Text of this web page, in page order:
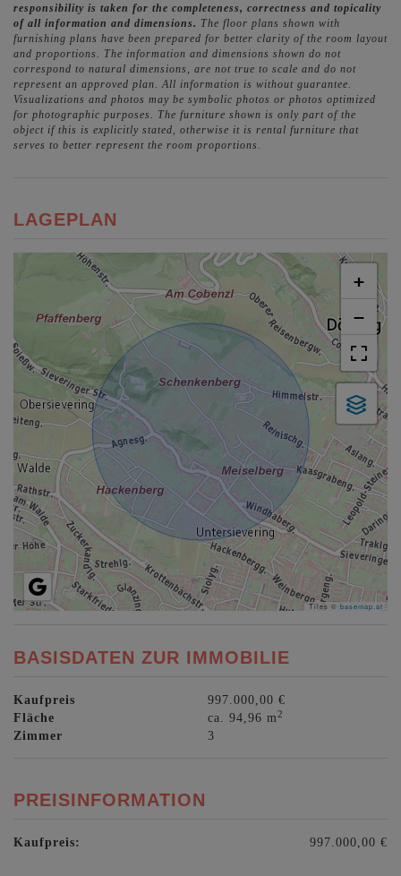
responsibility is taken for the completeness, correctness and topicality
of all information and dimensions. The floor plans shown with
furnishing plans have been prepared for better clarity of the room layout
and proportions. The information and dimensions shown do not
correspond to natural dimensions, are not true to scale and do not
represent an approved plan. All information is without guarantee.
Visualizations and photos may be symbolic photos or photos optimized
for photographic purposes. The furniture shown is only part of the
object if this is explicitly stated, otherwise it is rental furniture that
serves to better represent the room proportions.
LAGEPLAN
+
−
Tiles © basemap.at
BASISDATEN ZUR IMMOBILIE
Kaufpreis
997.000,00 €
Fläche
ca. 94,96 m2
Zimmer 3
PREISINFORMATION
Kaufpreis: 997.000,00 €